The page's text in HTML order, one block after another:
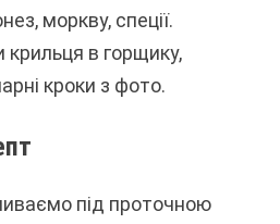
моркву, спеції.
в горщику,
кроки з фото.
під проточною